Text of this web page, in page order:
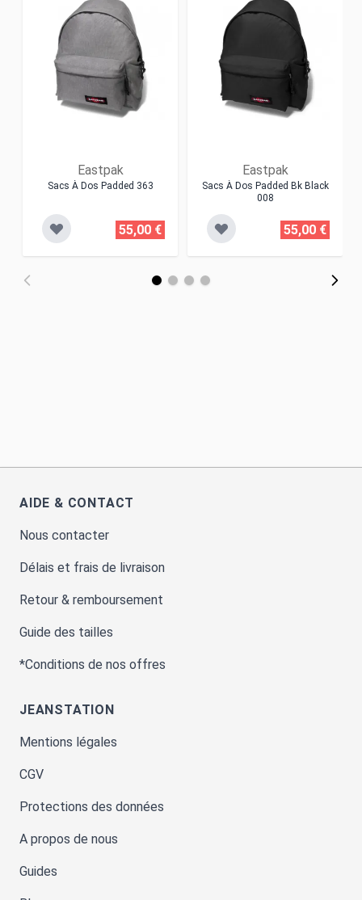
Eastpak
Sacs À Dos Padded 363
55,00 €
Eastpak
Sacs À Dos Padded Bk Black
008
55,00 €
AIDE & CONTACT
Nous contacter
Délais et frais de livraison
Retour & remboursement
Guide des tailles
*Conditions de nos offres
JEANSTATION
Mentions légales
CGV
Protections des données
A propos de nous
Guides